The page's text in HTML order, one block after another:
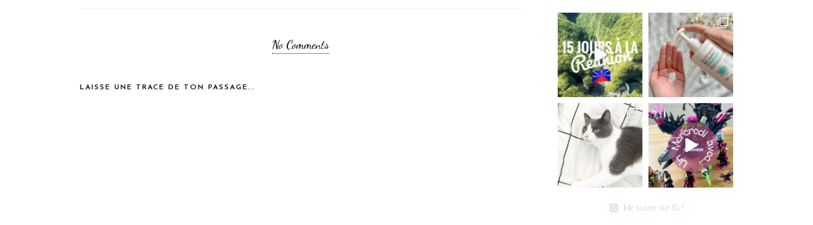
No Comments
LAISSE UNE TRACE DE TON PASSAGE...
Me suivre sur IG !